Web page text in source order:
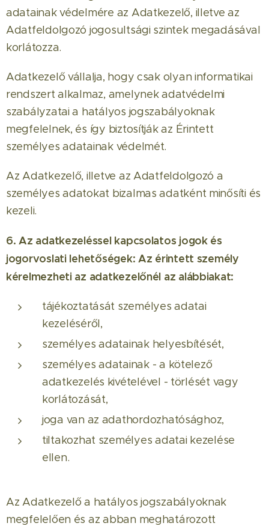
adatainak védelmére az Adatkezelő, illetve az
Adatfeldolgozó jogosultsági szintek megadásával
korlátozza.
Adatkezelő vállalja, hogy csak olyan informatikai
rendszert alkalmaz, amelynek adatvédelmi
szabályzatai a hatályos jogszabályoknak
megfelelnek, és így biztosítják az Érintett
személyes adatainak védelmét.
Az Adatkezelő, illetve az Adatfeldolgozó a
személyes adatokat bizalmas adatként minősíti és
kezeli.
6. Az adatkezeléssel kapcsolatos jogok és
jogorvoslati lehetőségek: Az érintett személy
kérelmezheti az adatkezelőnél az alábbiakat:
tájékoztatását személyes adatai
kezeléséről,
személyes adatainak helyesbítését,
személyes adatainak - a kötelező
adatkezelés kivételével - törlését vagy
korlátozását,
joga van az adathordozhatósághoz,
tiltakozhat személyes adatai kezelése
ellen.
Az Adatkezelő a hatályos jogszabályoknak
megfelelően és az abban meghatározott